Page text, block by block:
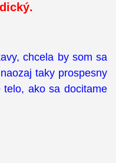
chcela by som sa
taky prospesny
ako sa docitame